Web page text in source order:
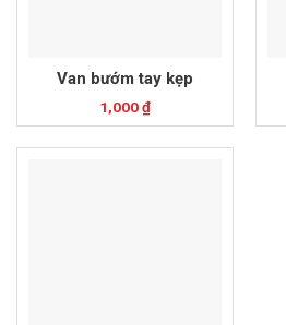
Van bướm tay kẹp
1,000₫